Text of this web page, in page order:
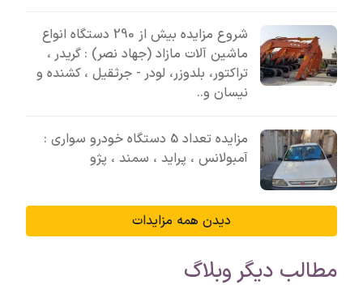
شروع مزایده بیش از 290 دستگاه انواع
ماشین آلات مازاد (جهاد نصر) : گریدر ،
تراکتور، بلدوزر، لودر - جرثقیل ، کشنده و
نیسان و..
مزایده تعداد 5 دستگاه خودرو سواری :
آمبولانس ، پراید ، سمند ، پژو
دیدن همه مزایدات
مطالب دیگر وبلاگ